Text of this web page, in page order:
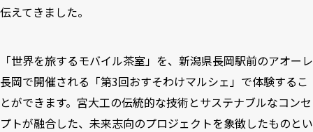
伝えてきました。
「世界を旅するモバイル茶室」を、新潟県長岡駅前のアオーレ
長岡で開催される「第3回おすそわけマルシェ」で体験するこ
とができます。宮大工の伝統的な技術とサステナブルなコンセ
プトが融合した、未来志向のプロジェクトを象徴したものとい